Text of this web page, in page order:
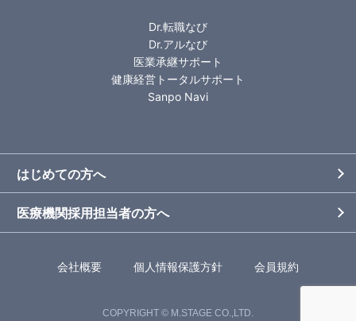
Dr.転職なび
Dr.アルなび
医業承継サポート
健康経営トータルサポート
Sanpo Navi
はじめての方へ
医療機関採用担当者の方へ
会社概要 個人情報保護方針 会員規約
COPYRIGHT © M.STAGE CO.,LTD.